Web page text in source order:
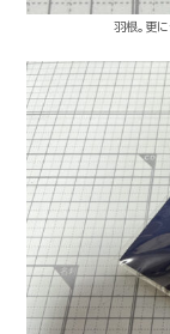
羽根。更